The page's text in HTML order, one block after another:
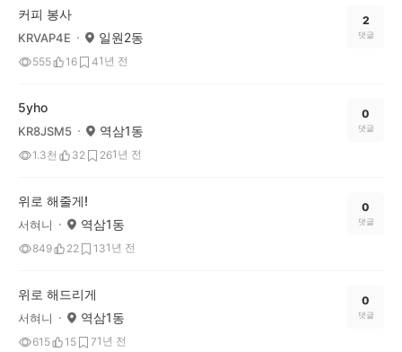
커피 봉사
KRVAP4E 일원2동
555 16 41년 전
2
댓글
5yho
KR8JSM5 역삼1동
1.3천 32 261년 전
0
댓글
위로 해줄게!
서혀니 역삼1동
849 22 131년 전
0
댓글
위로 해드리게
서혀니 역삼1동
615 15 71년 전
0
댓글